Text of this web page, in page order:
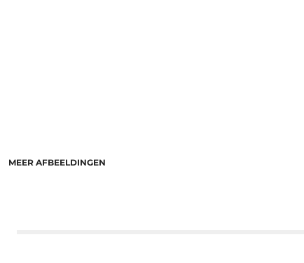
MEER AFBEELDINGEN